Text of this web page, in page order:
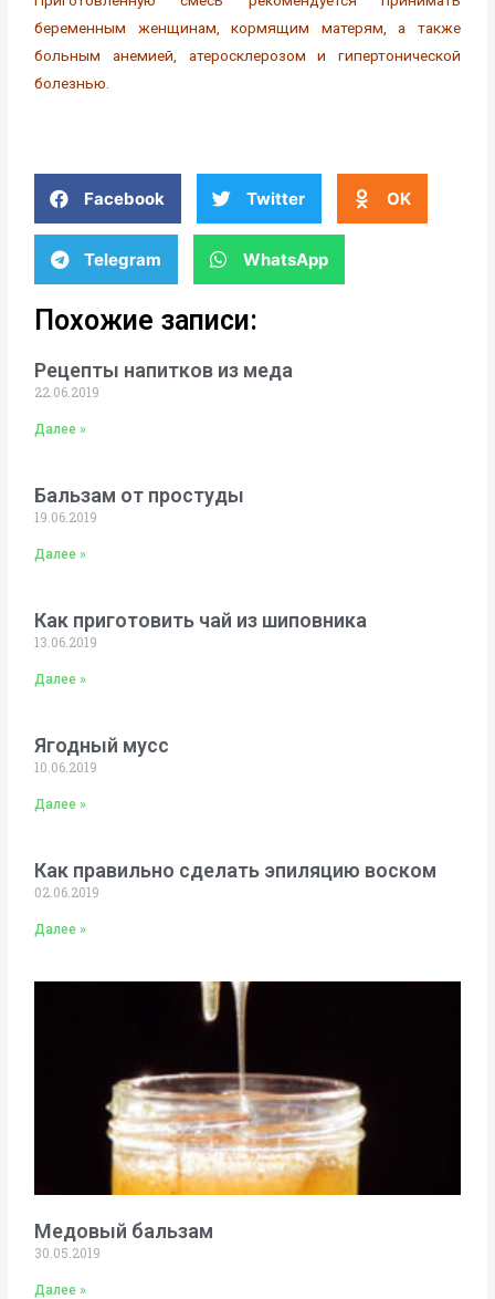
беременным женщинам, кормящим матерям, а также
больным анемией, атеросклерозом и гипертонической
болезнью.
Facebook Twitter OK
Telegram WhatsApp
Похожие записи:
Рецепты напитков из меда
22.06.2019
Далее »
Бальзам от простуды
19.06.2019
Далее »
Как приготовить чай из шиповника
13.06.2019
Далее »
Ягодный мусс
10.06.2019
Далее »
Как правильно сделать эпиляцию воском
02.06.2019
Далее »
Медовый бальзам
30.05.2019
Далее »